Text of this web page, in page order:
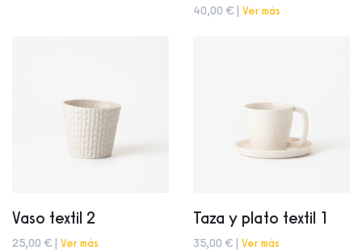
40,00 € | Ver más
Vaso textil 2
25,00 € | Ver más
Taza y plato textil 1
35,00 € | Ver más